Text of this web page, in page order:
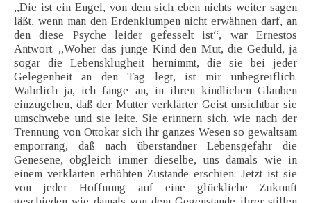
„Die ist ein Engel, von dem sich eben nichts weiter sagen
läßt, wenn man den Erdenklumpen nicht erwähnen darf, an
den diese Psyche leider gefesselt ist“, war Ernestos
Antwort. „Woher das junge Kind den Mut, die Geduld, ja
sogar die Lebensklugheit hernimmt, die sie bei jeder
Gelegenheit an den Tag legt, ist mir unbegreiflich.
Wahrlich ja, ich fange an, in ihren kindlichen Glauben
einzugehen, daß der Mutter verklärter Geist unsichtbar sie
umschwebe und sie leite. Sie erinnern sich, wie nach der
Trennung von Ottokar sich ihr ganzes Wesen so gewaltsam
emporrang, daß nach überstandner Lebensgefahr die
Genesene, obgleich immer dieselbe, uns damals wie in
einem verklärten erhöhten Zustande erschien. Jetzt ist sie
von jeder Hoffnung auf eine glückliche Zukunft